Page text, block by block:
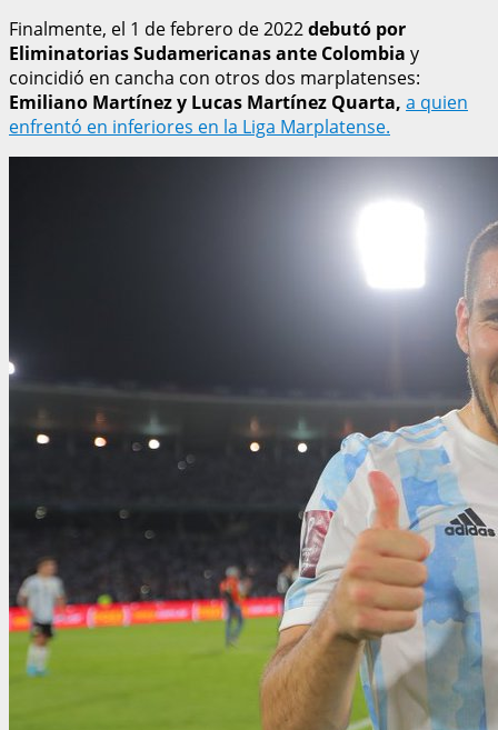
Finalmente, el 1 de febrero de 2022debutó por
Eliminatorias Sudamericanas ante Colombia y
coincidió en cancha con otros dos marplatenses:
Emiliano Martínez y Lucas Martínez Quarta, a quien
enfrentó en inferiores en la Liga Marplatense.